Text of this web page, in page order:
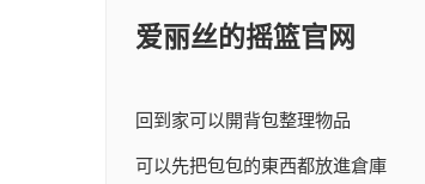
爱丽丝的摇篮官网
回到家可以開背包整理物品
可以先把包包的東西都放進倉庫